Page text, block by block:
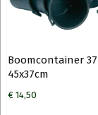
Boomcontainer
45x37cm
€ 14,50